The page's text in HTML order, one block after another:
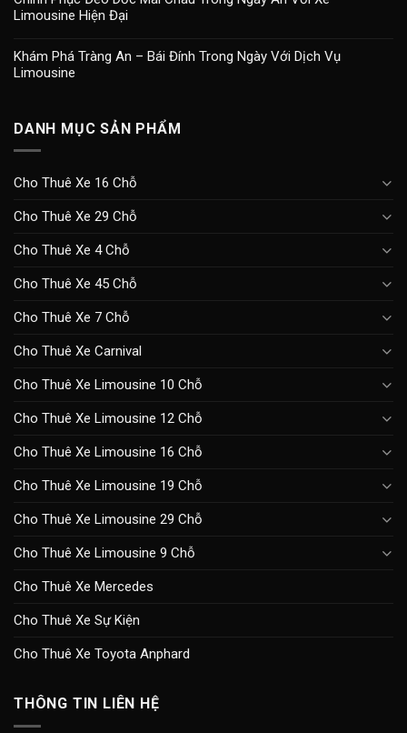
Limousine Hiện Đại
Khám Phá Tràng An – Bái Đính Trong Ngày Với Dịch Vụ
Limousine
DANH MỤC SẢN PHẨM
Cho Thuê Xe 16 Chỗ
Cho Thuê Xe 29 Chỗ
Cho Thuê Xe 4 Chỗ
Cho Thuê Xe 45 Chỗ
Cho Thuê Xe 7 Chỗ
Cho Thuê Xe Carnival
Cho Thuê Xe Limousine 10 Chỗ
Cho Thuê Xe Limousine 12 Chỗ
Cho Thuê Xe Limousine 16 Chỗ
Cho Thuê Xe Limousine 19 Chỗ
Cho Thuê Xe Limousine 29 Chỗ
Cho Thuê Xe Limousine 9 Chỗ
Cho Thuê Xe Mercedes
Cho Thuê Xe Sự Kiện
Cho Thuê Xe Toyota Anphard
THÔNG TIN LIÊN HỆ